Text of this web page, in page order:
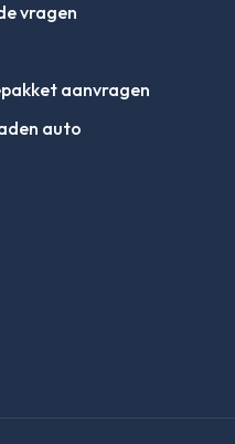
vragen
aanvragen
auto